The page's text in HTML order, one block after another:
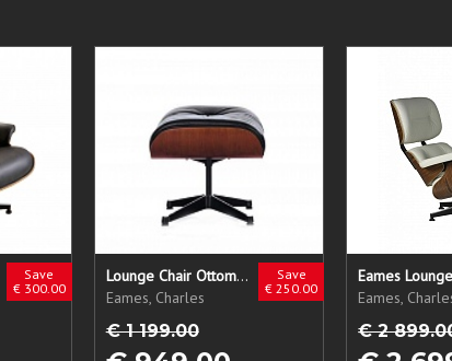
Save
€ 300.00
Save
€ 250.00
Lounge Chair Ottomane
Eames, Charles
€ 1 199.00
Eames
Eames,
€ 2